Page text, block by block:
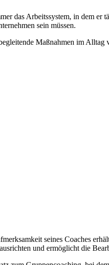
das Arbeitssystem, in dem
sein müssen.
Maßnahmen im
seines Coaches
und ermöglicht die